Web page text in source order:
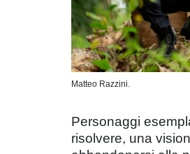
Matteo Razzini.
Personaggi
risolvere, una